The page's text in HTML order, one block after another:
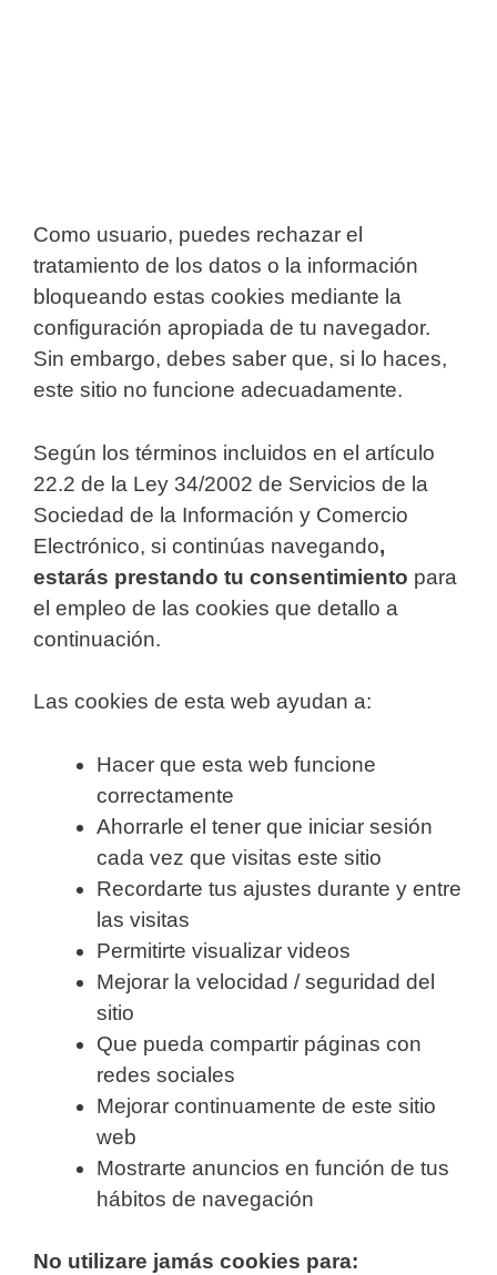
Como usuario, puedes rechazar el
tratamiento de los datos o la información
bloqueando estas cookies mediante la
configuración apropiada de tu navegador.
Sin embargo, debes saber que, si lo haces,
este sitio no funcione adecuadamente.
Según los términos incluidos en el artículo
22.2 de la Ley 34/2002 de Servicios de la
Sociedad de la Información y Comercio
Electrónico, si continúas navegando,
estarás prestando tu consentimiento para
el empleo de las cookies que detallo a
continuación.
Las cookies de esta web ayudan a:
Hacer que esta web funcione
correctamente
Ahorrarle el tener que iniciar sesión
cada vez que visitas este sitio
Recordarte tus ajustes durante y entre
las visitas
Permitirte visualizar videos
Mejorar la velocidad / seguridad del
sitio
Que pueda compartir páginas con
redes sociales
Mejorar continuamente de este sitio
web
Mostrarte anuncios en función de tus
hábitos de navegación
No utilizare jamás cookies para: